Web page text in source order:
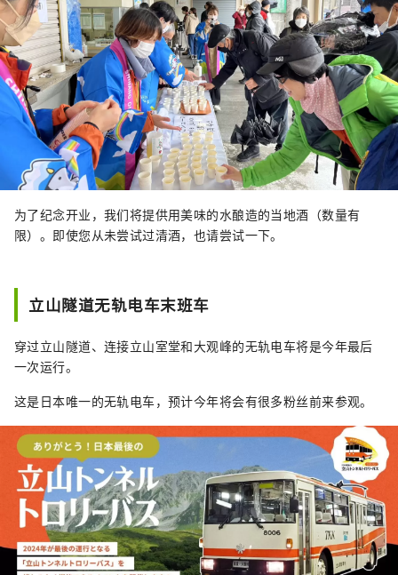
为了纪念开业，我们将提供用美味的水酿造的当地酒（数量有
限）。即使您从未尝试过清酒，也请尝试一下。
立山隧道无轨电车末班车
穿过立山隧道、连接立山室堂和大观峰的无轨电车将是今年最后
一次运行。
这是日本唯一的无轨电车，预计今年将会有很多粉丝前来参观。